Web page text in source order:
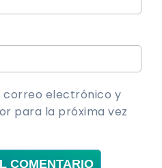
correo electrónico y
para la próxima vez